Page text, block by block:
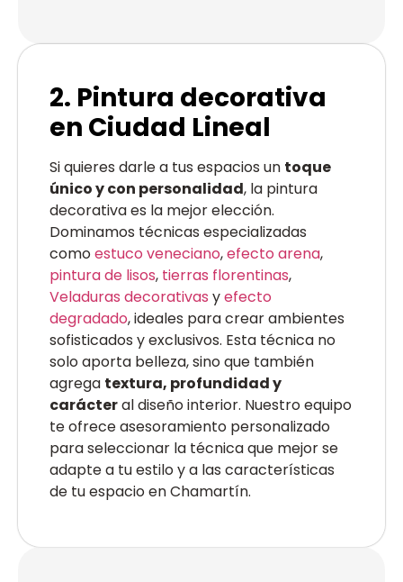
2. Pintura decorativa
en Ciudad Lineal
Si quieres darle a tus espacios un toque
único y con personalidad, la pintura
decorativa es la mejor elección.
Dominamos técnicas especializadas
comoestuco veneciano,efecto arena,
pintura de lisos, tierras florentinas,
Veladuras decorativas yefecto
degradado, ideales para crear ambientes
sofisticados y exclusivos. Esta técnica no
solo aporta belleza, sino que también
agrega textura, profundidad y
carácteral diseño interior. Nuestro equipo
te ofrece asesoramiento personalizado
para seleccionar la técnica que mejor se
adapte a tu estilo y a las características
de tu espacio en Chamartín.